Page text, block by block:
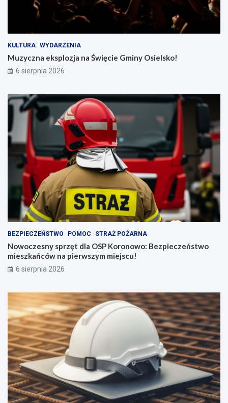
KULTURA WYDARZENIA
Muzyczna eksplozja na Święcie Gminy Osielsko!
6 sierpnia 2026
BEZPIECZEŃSTWO POMOC STRAŻ POŻARNA
Nowoczesny sprzęt dla OSP Koronowo: Bezpieczeństwo
mieszkańców na pierwszym miejscu!
6 sierpnia 2026